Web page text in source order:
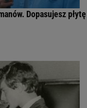
Dopasujesz płytę